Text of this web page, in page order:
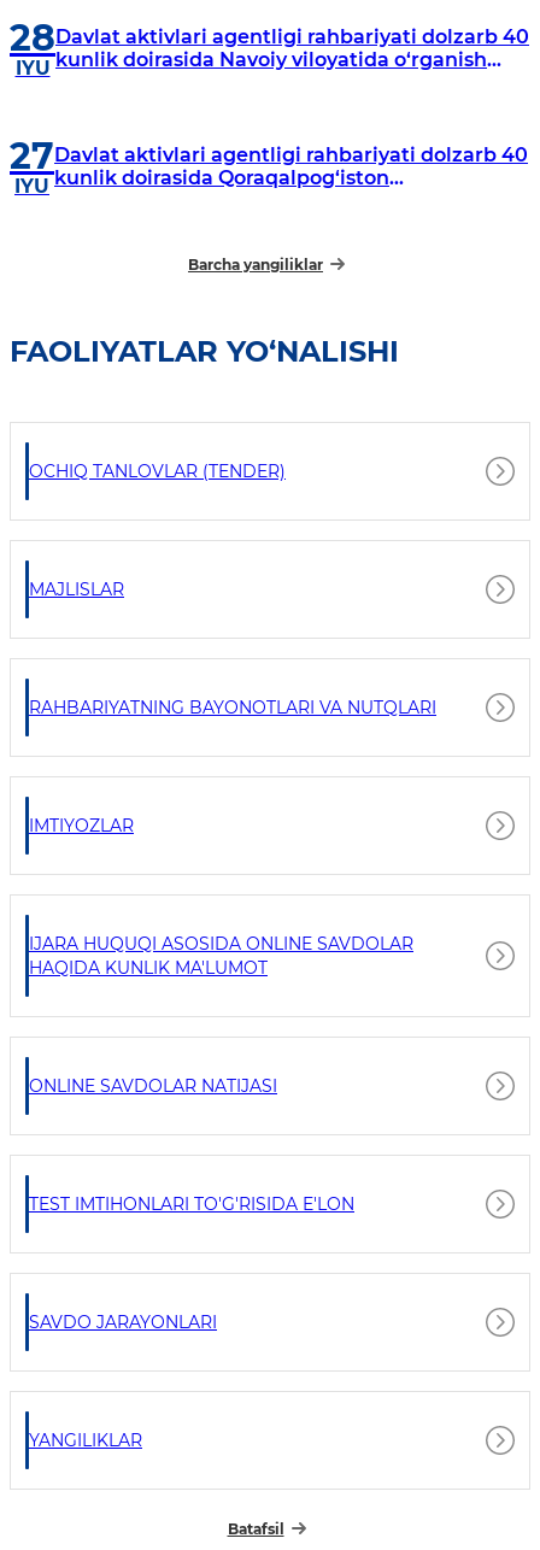
28
IYU
Davlat aktivlari agentligi rahbariyati dolzarb 40
kunlik doirasida Navoiy viloyatida o‘rganish
27
IYU
Davlat aktivlari agentligi rahbariyati dolzarb 40
kunlik doirasida Qoraqalpog‘iston
Barcha yangiliklar
FAOLIYATLAR YO‘NALISHI
OCHIQ TANLOVLAR (TENDER)
MAJLISLAR
RAHBARIYATNING BAYONOTLARI VA NUTQLARI
IMTIYOZLAR
IJARA HUQUQI ASOSIDA ONLINE SAVDOLAR
HAQIDA KUNLIK MA'LUMOT
ONLINE SAVDOLAR NATIJASI
TEST IMTIHONLARI TO'G'RISIDA E'LON
SAVDO JARAYONLARI
YANGILIKLAR
Batafsil